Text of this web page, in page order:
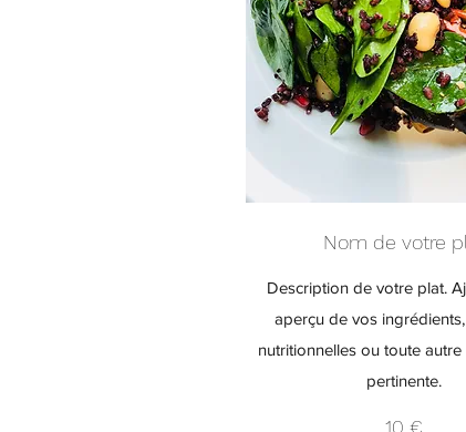
Nom de votre
Description de votre plat.
aperçu de vos
nutritionnelles ou toute
pertinente.
10 €